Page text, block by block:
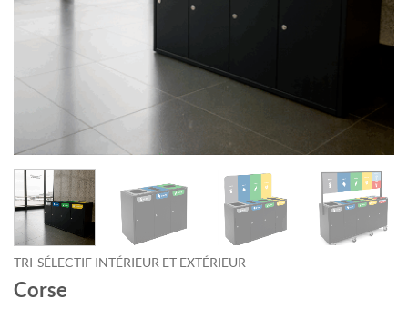
TRI-SÉLECTIF INTÉRIEUR ET EXTÉRIEUR
Corse